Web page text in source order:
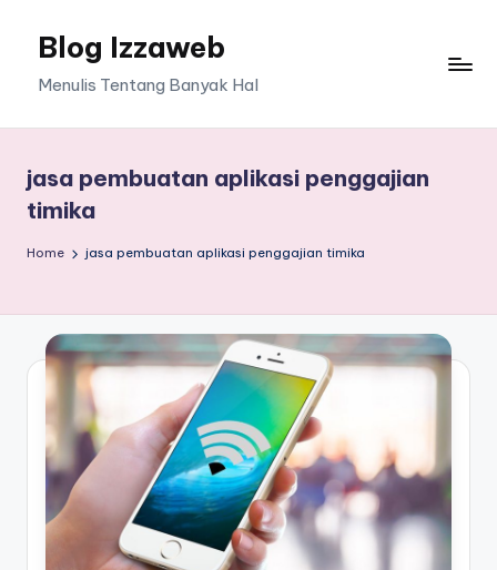
Blog Izzaweb
Menulis Tentang Banyak Hal
jasa pembuatan aplikasi penggajian
timika
Home jasa pembuatan aplikasi penggajian timika